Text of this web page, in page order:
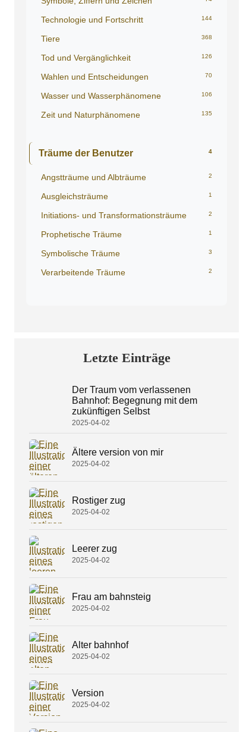
Technologie und Fortschritt 144
Tiere 368
Tod und Vergänglichkeit 126
Wahlen und Entscheidungen 70
Wasser und Wasserphänomene 106
Zeit und Naturphänomene 135
Träume der Benutzer 4
Angstträume und Albträume 2
Ausgleichsträume 1
Initiations- und Transformationsträume 2
Prophetische Träume 1
Symbolische Träume 3
Verarbeitende Träume 2
Letzte Einträge
Der Traum vom verlassenen
Bahnhof: Begegnung mit dem
zukünftigen Selbst
2025-04-02
Ältere version von mir
2025-04-02
Rostiger zug
2025-04-02
Leerer zug
2025-04-02
Frau am bahnsteig
2025-04-02
Alter bahnhof
2025-04-02
Version
2025-04-02